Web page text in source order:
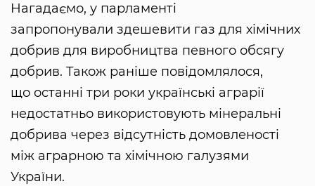
Нагадаємо, у парламенті
запропонували здешевити газ для хімічних
добрив для виробництва певного обсягу
добрив. Також раніше повідомлялося,
що останні три роки українські аграрії
недостатньо використовують мінеральні
добрива через відсутність домовленості
між аграрною та хімічною галузями
України.